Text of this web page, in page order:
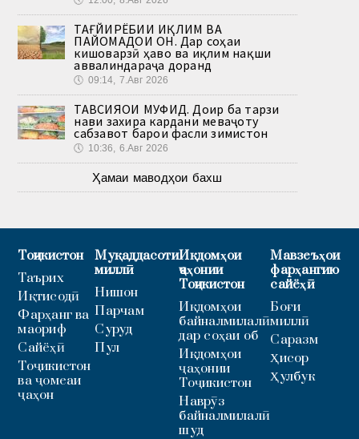
ТАҒЙИРЁБИИ ИҚЛИМ ВА
ПАЙОМАДҲОИ ОН. Дар соҳаи
кишоварзӣ ҳаво ва иқлим нақши
аввалиндараҷа доранд
🕔 09:14, 7.Авг 2026
ТАВСИЯҲОИ МУФИД. Доир ба тарзи
нави захира кардани меваҷоту
сабзавот барои фасли зимистон
🕔 10:36, 6.Авг 2026
Ҳамаи маводҳои бахш
Тоҷикистон
Таърих
Иқтисодӣ
Фарҳанг ва
маориф
Сайёҳӣ
Тоҷикистон
ва ҷомеаи
ҷаҳон
Муқаддасоти
миллӣ
Нишон
Парчам
Суруд
Пул
Иқдомҳои
ҷаҳонии
Тоҷикистон
Иқдомҳои
байналмилалӣ
дар соҳаи об
Иқдомҳои
ҷаҳонии
Тоҷикистон
Наврӯз
байналмилалӣ
шуд
Мавзеъҳои
фарҳангию
сайёҳӣ
Боғи
миллӣ
Саразм
Ҳисор
Ҳулбук